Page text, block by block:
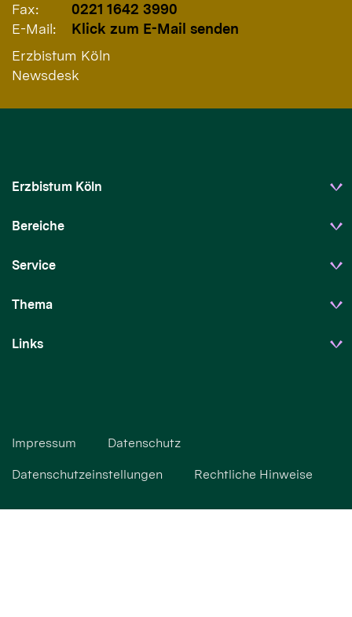
Fax:
0221 1642 3990
E-Mail:
Klick zum E-Mail senden
Erzbistum Köln
Newsdesk
Erzbistum Köln
Bereiche
Service
Thema
Links
Impressum Datenschutz
Datenschutzeinstellungen Rechtliche Hinweise